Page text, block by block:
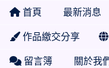
首頁 最新消息
作品繳交分享
留言簿 關於我